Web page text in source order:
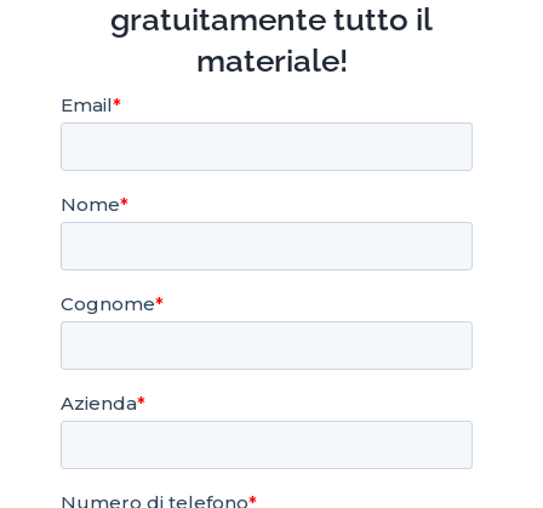
gratuitamente tutto il
materiale!